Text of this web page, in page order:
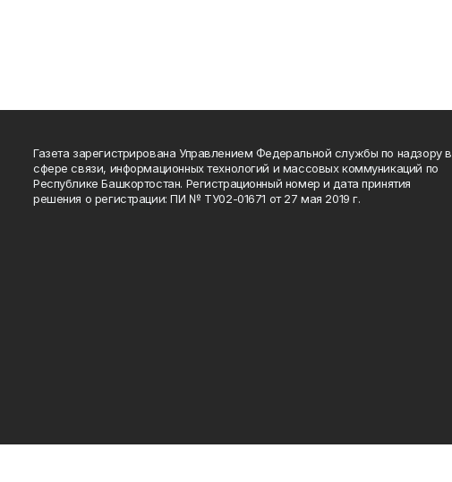
Газета зарегистрирована Управлением Федеральной службы по надзору в
сфере связи, информационных технологий и массовых коммуникаций по
Республике Башкортостан. Регистрационный номер и дата принятия
решения о регистрации: ПИ № ТУ02-01671 от 27 мая 2019 г.